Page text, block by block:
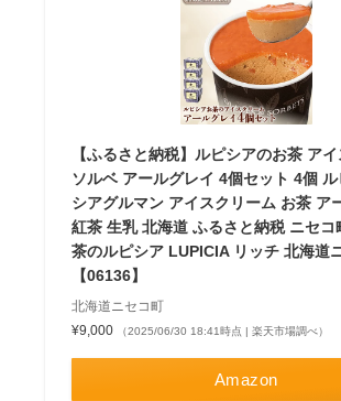
【ふるさと納税】ルピシアのお茶 ア
ソルベ アールグレイ 4個セット 4個
シアグルマン アイスクリーム お茶 ア
紅茶 生乳 北海道 ふるさと納税 ニセコ
茶のルピシア LUPICIA リッチ 北海道
【06136】
北海道ニセコ町
¥9,000
（2025/06/30 18:41時点 | 楽天市場調べ）
Amazon